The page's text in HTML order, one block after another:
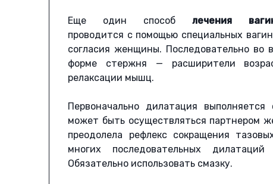
Еще один способ лечения
проводится с помощью специальных
согласия женщины. Последовательно во
форме стержня — расширители
релаксации мышц.
Первоначально дилатация
может быть осуществляться партнером
преодолела рефлекс сокращения
многих последовательных
Обязательно использовать смазку.